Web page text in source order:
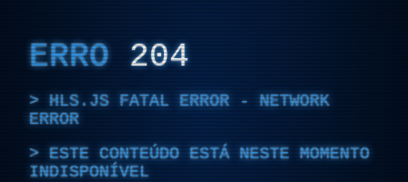
ERRO 204
HLS.JS FATAL ERROR - NETWORK
ERROR
ESTE CONTEÚDO ESTÁ NESTE MOMENTO
INDISPONÍVEL